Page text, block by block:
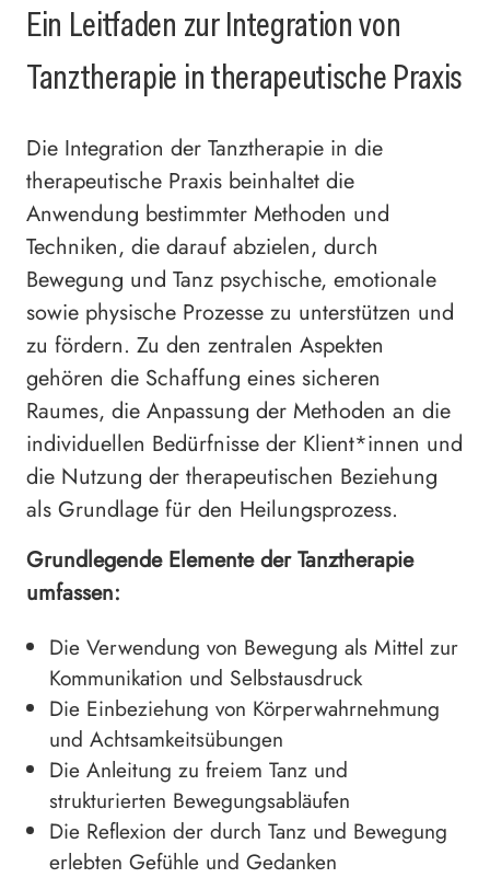
Ein Leitfaden zur Integration von
Tanztherapie in therapeutische Praxis
Die Integration der Tanztherapie in die
therapeutische Praxis beinhaltet die
Anwendung bestimmter Methoden und
Techniken, die darauf abzielen, durch
Bewegung und Tanz psychische, emotionale
sowie physische Prozesse zu unterstützen und
zu fördern. Zu den zentralen Aspekten
gehören die Schaffung eines sicheren
Raumes, die Anpassung der Methoden an die
individuellen Bedürfnisse der Klient*innen und
die Nutzung der therapeutischen Beziehung
als Grundlage für den Heilungsprozess.
Grundlegende Elemente der Tanztherapie
umfassen:
Die Verwendung von Bewegung als Mittel zur
Kommunikation und Selbstausdruck
Die Einbeziehung von Körperwahrnehmung
und Achtsamkeitsübungen
Die Anleitung zu freiem Tanz und
strukturierten Bewegungsabläufen
Die Reflexion der durch Tanz und Bewegung
erlebten Gefühle und Gedanken